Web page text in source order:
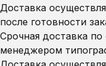
Доставка
после готовности
Срочная доставка
менеджером